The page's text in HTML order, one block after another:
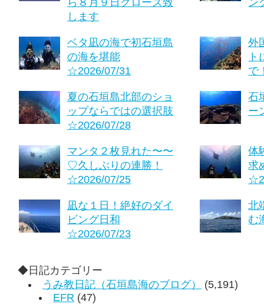
します
ベタ凪の海で初石垣島
の海を堪能
☆2026/07/31
外
ト
で
夏の石垣島北部のショ
ップならではの選択肢
☆2026/07/28
石
ー
マンタ２枚見れた〜〜
♡久しぶりの連勝！
☆2026/07/25
体
求
凪な１日！絶好のダイ
ビング日和
☆2026/07/23
北
む
◆日記カテゴリー
うみ教日記（石垣島海のブログ）
(5,191)
EFR (47)